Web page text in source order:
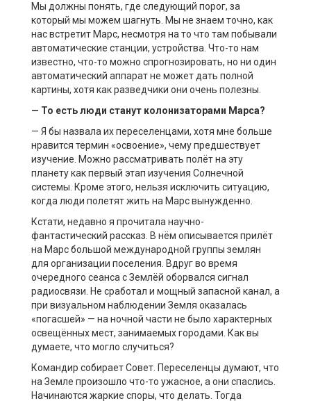
Мы должны понять, где следующий порог, за
который мы можем шагнуть. Мы не знаем точно, как
нас встретит Марс, несмотря на то что там побывали
автоматические станции, устройства. Что-то нам
известно, что-то можно спрогнозировать, но ни один
автоматический аппарат не может дать полной
картины, хотя как разведчики они очень полезны.
— То есть люди станут колонизаторами Марса?
— Я бы назвала их переселенцами, хотя мне больше
нравится термин «освоение», чему предшествует
изучение. Можно рассматривать полёт на эту
планету как первый этап изучения Солнечной
системы. Кроме этого, нельзя исключить ситуацию,
когда люди полетят жить на Марс вынужденно.
Кстати, недавно я прочитала научно-
фантастический рассказ. В нём описывается прилёт
на Марс большой международной группы землян
для организации поселения. Вдруг во время
очередного сеанса с Землёй оборвался сигнал
радиосвязи. Не сработал и мощный запасной канал, а
при визуальном наблюдении Земля оказалась
«погасшей» — на ночной части не было характерных
освещённых мест, занимаемых городами. Как вы
думаете, что могло случиться?
Командир собирает Совет. Переселенцы думают, что
на Земле произошло что-то ужасное, а они спаслись.
Начинаются жаркие споры, что делать. Тогда